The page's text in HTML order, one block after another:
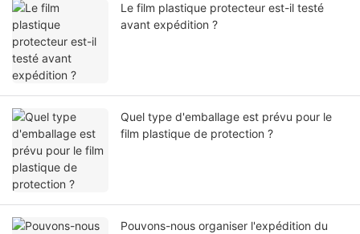
Le film plastique protecteur est-il testé
avant expédition ?
Quel type d'emballage est prévu pour le
film plastique de protection ?
Pouvons-nous organiser l'expédition du